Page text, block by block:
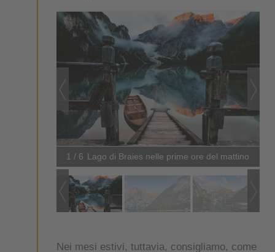
1 / 6 Lago di Braies nelle prime ore del mattino
Nei mesi estivi, tuttavia, consigliamo, come